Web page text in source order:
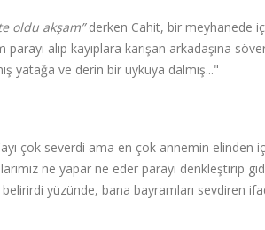
oldu akşam”derken Cahit, bir meyhanede
alıp kayıplara karışan arkadaşına
yatağa ve derin bir uykuya dalmış..."
çok severdi ama en çok annemin elinden
ne yapar ne eder parayı denkleştirip
yüzünde, bana bayramları sevdiren